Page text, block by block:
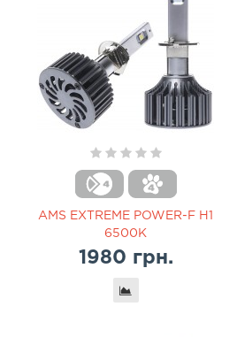
AMS EXTREME POWER-F H1
6500K
1980 грн.